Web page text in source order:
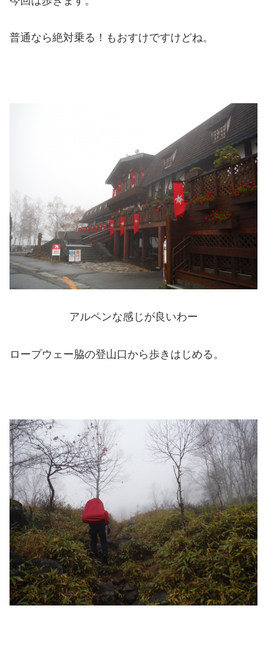
普通なら絶対乗る！もおすけですけどね。
アルペンな感じが良いわー
ロープウェー脇の登山口から歩きはじめる。